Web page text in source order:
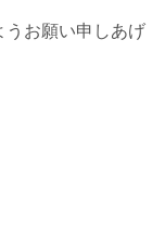
うお願い申しあげ